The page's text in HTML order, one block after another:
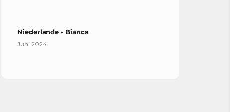
Niederlande - Bianca
Juni 2024